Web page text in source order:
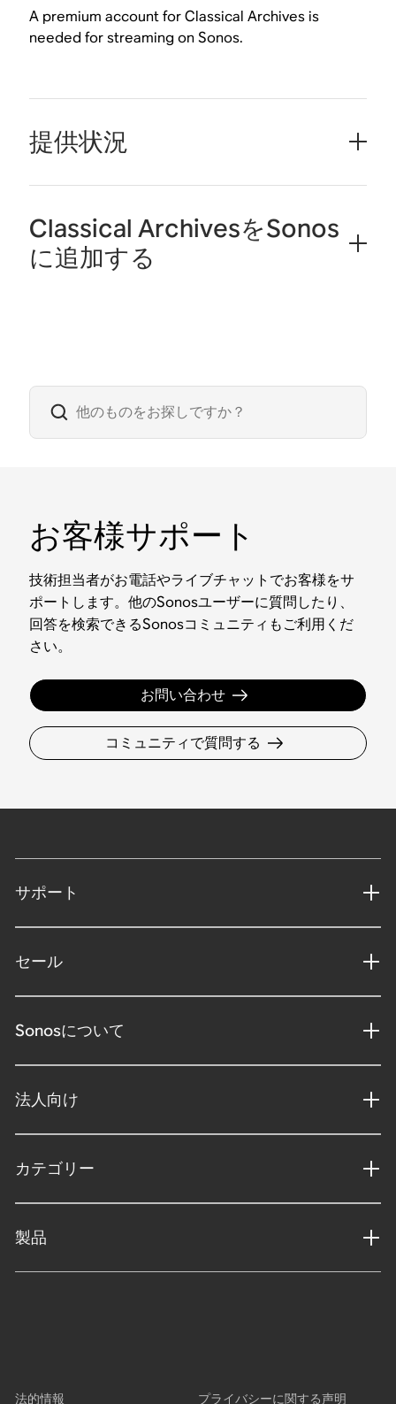
A premium account for Classical Archives is
needed for streaming on Sonos.
提供状況
Classical ArchivesをSonos
に追加する
お客様サポート
技術担当者がお電話やライブチャットでお客様をサ
ポートします。他のSonosユーザーに質問したり、
回答を検索できるSonosコミュニティもご利用くだ
さい。
お問い合わせ
コミュニティで質問する
サポート
セール
Sonosについて
法人向け
カテゴリー
製品
法的情報 プライバシーに関する声明